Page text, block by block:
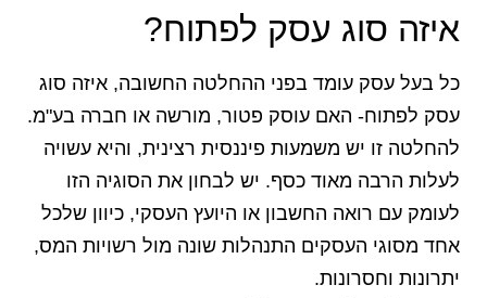
איזה סוג עסק לפתוח?
כל בעל עסק עומד בפני ההחלטה החשובה, איזה סוג
עסק לפתוח- האם עוסק פטור, מורשה או חברה בע"מ.
להחלטה זו יש משמעות פיננסית רצינית, והיא עשויה
לעלות הרבה מאוד כסף. יש לבחון את הסוגיה הזו
לעומק עם רואה החשבון או היועץ העסקי, כיוון שלכל
אחד מסוגי העסקים התנהלות שונה מול רשויות המס,
יתרונות וחסרונות.